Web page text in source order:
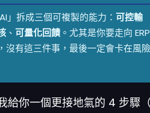
」拆成三個可複製的能力： 可控輸
、 可量化回饋 。尤其是你要走向
沒有這三件事，最後一定會卡在風
給你一個更接地氣的 4 步驟